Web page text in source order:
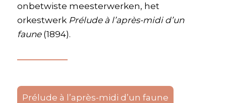
onbetwiste meesterwerken, het
orkestwerk Prélude à l’après-midi d’un
faune(1894).
Prélude à l’après-midi d’un faune